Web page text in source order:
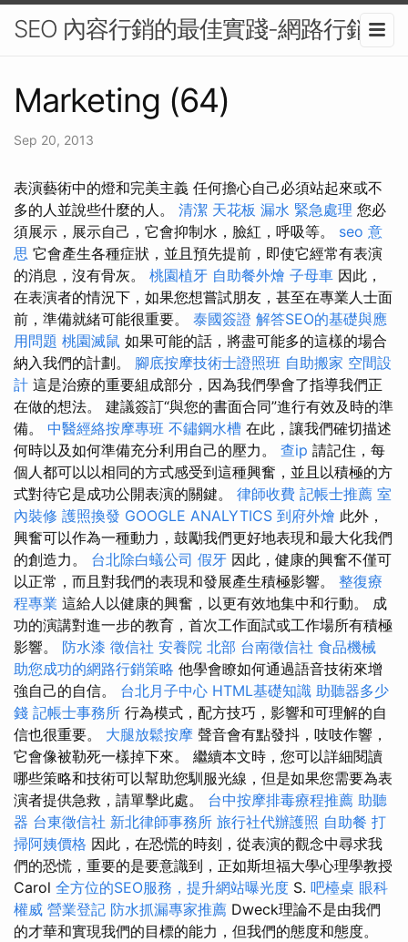
SEO 內容行銷的最佳實踐-網路行銷
Marketing (64)
Sep 20, 2013
表演藝術中的燈和完美主義 任何擔心自己必須站起來或不
多的人並說些什麼的人。 清潔 天花板 漏水 緊急處理 您必
須展示，展示自己，它會抑制水，臉紅，呼吸等。 seo 意
思 它會產生各種症狀，並且預先提前，即使它經常有表演
的消息，沒有骨灰。 桃園植牙 自助餐外燴 子母車 因此，
在表演者的情況下，如果您想嘗試朋友，甚至在專業人士面
前，準備就緒可能很重要。 泰國簽證 解答SEO的基礎與應
用問題 桃園滅鼠 如果可能的話，將盡可能多的這樣的場合
納入我們的計劃。 腳底按摩技術士證照班 自助搬家 空間設
計 這是治療的重要組成部分，因為我們學會了指導我們正
在做的想法。 建議簽訂“與您的書面合同”進行有效及時的準
備。 中醫經絡按摩專班 不鏽鋼水槽 在此，讓我們確切描述
何時以及如何準備充分利用自己的壓力。 查ip 請記住，每
個人都可以以相同的方式感受到這種興奮，並且以積極的方
式對待它是成功公開表演的關鍵。 律師收費 記帳士推薦 室
內裝修 護照換發 GOOGLE ANALYTICS 到府外燴 此外，
興奮可以作為一種動力，鼓勵我們更好地表現和最大化我們
的創造力。 台北除白蟻公司 假牙 因此，健康的興奮不僅可
以正常，而且對我們的表現和發展產生積極影響。 整復療
程專業 這給人以健康的興奮，以更有效地集中和行動。 成
功的演講對進一步的教育，首次工作面試或工作場所有積極
影響。 防水漆 徵信社 安養院 北部 台南徵信社 食品機械
助您成功的網路行銷策略 他學會瞭如何通過語音技術來增
強自己的自信。 台北月子中心 HTML基礎知識 助聽器多少
錢 記帳士事務所 行為模式，配方技巧，影響和可理解的自
信也很重要。 大腿放鬆按摩 聲音會有點發抖，吱吱作響，
它會像被勒死一樣掉下來。 繼續本文時，您可以詳細閱讀
哪些策略和技術可以幫助您馴服光線，但是如果您需要為表
演者提供急救，請單擊此處。 台中按摩排毒療程推薦 助聽
器 台東徵信社 新北律師事務所 旅行社代辦護照 自助餐 打
掃阿姨價格 因此，在恐慌的時刻，從表演的觀念中尋求我
們的恐慌，重要的是要意識到，正如斯坦福大學心理學教授
Carol 全方位的SEO服務，提升網站曝光度 S. 吧檯桌 眼科
權威 營業登記 防水抓漏專家推薦 Dweck理論不是由我們
的才華和實現我們的目標的能力，但我們的態度和態度。